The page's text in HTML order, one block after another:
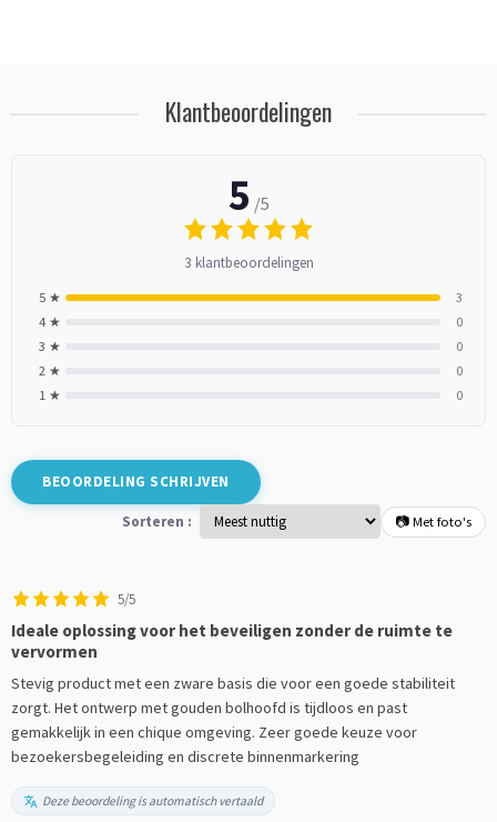
Klantbeoordelingen
5 /5
3 klantbeoordelingen
5 ★
3
4 ★
0
3 ★
0
2 ★
0
1 ★
0
BEOORDELING SCHRIJVEN
Sorteren : 📷 Met foto's
5/5
Ideale oplossing voor het beveiligen zonder de ruimte te
vervormen
Stevig product met een zware basis die voor een goede stabiliteit
zorgt. Het ontwerp met gouden bolhoofd is tijdloos en past
gemakkelijk in een chique omgeving. Zeer goede keuze voor
bezoekersbegeleiding en discrete binnenmarkering
Deze beoordeling is automatisch vertaald